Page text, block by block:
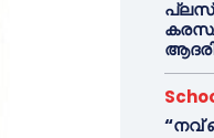
പ്ലസ്
“നവ്